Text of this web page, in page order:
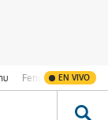
Fenómeno de El
EN VIVO